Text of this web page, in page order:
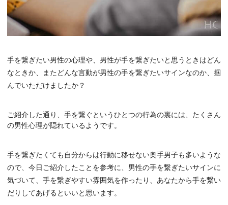
手を繋ぎたい男性の心理や、男性が手を繋ぎたいと思うときはどん
なときか、またどんな言動が男性の手を繋ぎたいサインなのか、掴
んでいただけましたか？
ご紹介した通り、手を繋ぐというひとつの行為の裏には、たくさん
の男性心理が隠れているようです。
手を繋ぎたくても自分からは行動に移せない奥手男子も多いような
ので、今日ご紹介したことを参考に、男性の手を繋ぎたいサインに
気づいて、手を繋ぎやすい雰囲気を作ったり、あなたから手を繋い
だりしてあげるといいと思います。